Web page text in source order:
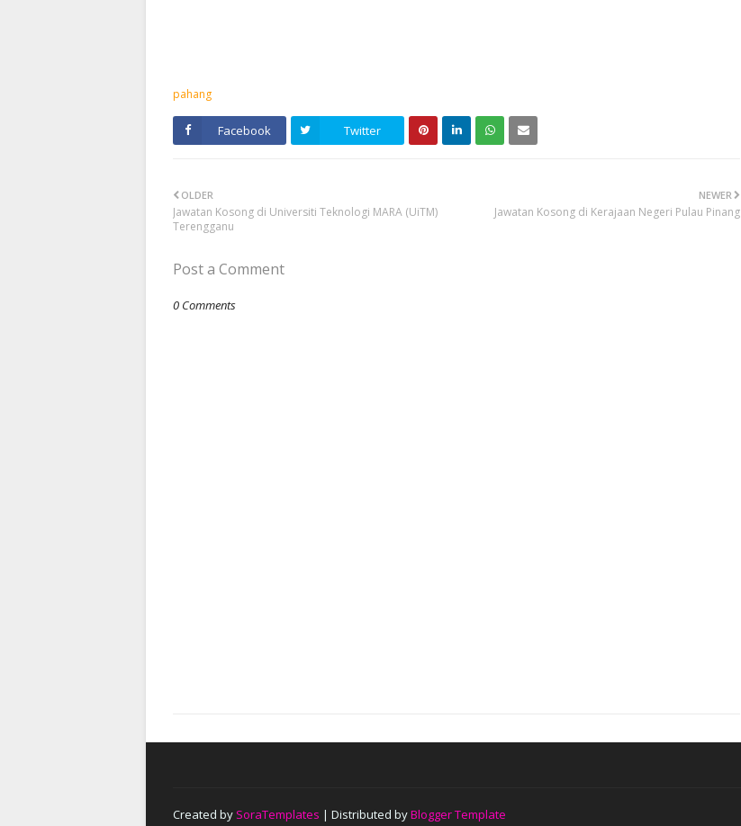
pahang
Facebook Twitter
NEWER
Jawatan Kosong di Kerajaan Negeri Pulau Pinang
OLDER
Jawatan Kosong di Universiti Teknologi MARA (UiTM)
Terengganu
Post a Comment
0 Comments
Created by SoraTemplates | Distributed byBlogger Template